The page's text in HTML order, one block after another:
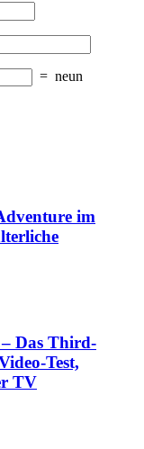
= neun
im
Das Third-
Test,
TV